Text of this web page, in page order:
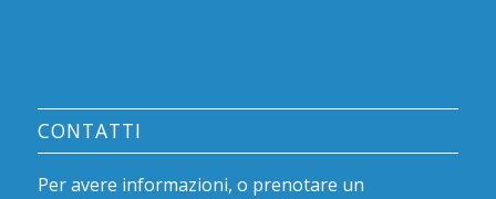
CONTATTI
Per avere informazioni, o prenotare un